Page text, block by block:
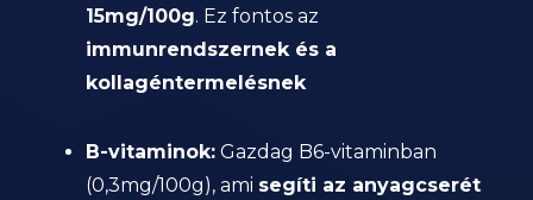
15mg/100g. Ez fontos az
immunrendszernek és a
kollagéntermelésnek
B-vitaminok: Gazdag B6-vitaminban
(0,3mg/100g), ami segíti az anyagcserét